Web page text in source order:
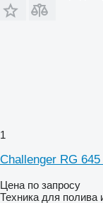
1
Challenger RG 645
Цена по запросу
Техника для